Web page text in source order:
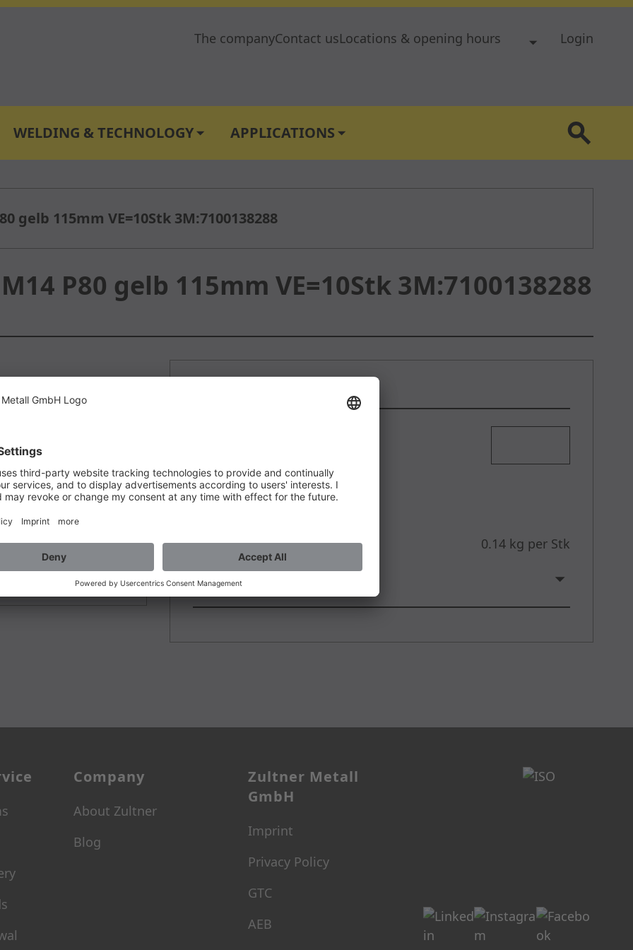
The companyContact usLocations & opening hours Login
WELDING & TECHNOLOGY APPLICATIONS
Show submenu for Applications category
gelb 115mm VE=10Stk 3M:7100138288
P80 gelb 115mm VE=10Stk 3M:7100138288
Die universelle
Winkelschleifern.
Rost und andere
großen Flächen
entfernen.
PRICE:
WEIGHT: 0.14 kg per Stk
AVAILABILITY:
Company
About Zultner
Blog
Zultner Metall
GmbH
Imprint
Privacy Policy
GTC
AEB